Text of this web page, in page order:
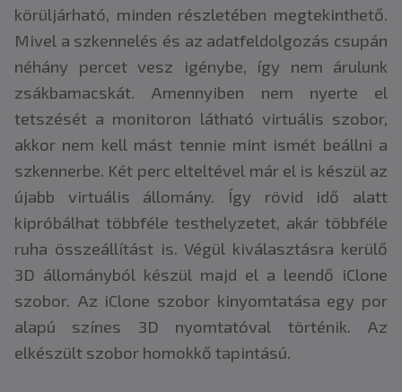
körüljárható, minden részletében megtekinthető.
Mivel a szkennelés és az adatfeldolgozás csupán
néhány percet vesz igénybe, így nem árulunk
zsákbamacskát. Amennyiben nem nyerte el
tetszését a monitoron látható virtuális szobor,
akkor nem kell mást tennie mint ismét beállni a
szkennerbe. Két perc elteltével már el is készül az
újabb virtuális állomány. Így rövid idő alatt
kipróbálhat többféle testhelyzetet, akár többféle
ruha összeállítást is. Végül kiválasztásra kerülő
3D állományból készül majd el a leendő iClone
szobor. Az iClone szobor kinyomtatása egy por
alapú színes 3D nyomtatóval történik. Az
elkészült szobor homokkő tapintású.